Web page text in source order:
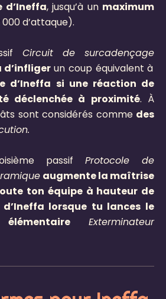
d’Ineffa, jusqu’à un maximum
d’attaque).
Circuit de surcadençage
un coup équivalent à
d’Ineffa si une réaction de
déclenchée à proximité. À
sont considérés comme des
passifProtocole de
augmente la maîtrise
ton équipe à hauteur de
lorsque tu lances le
élémentaire Exterminateur